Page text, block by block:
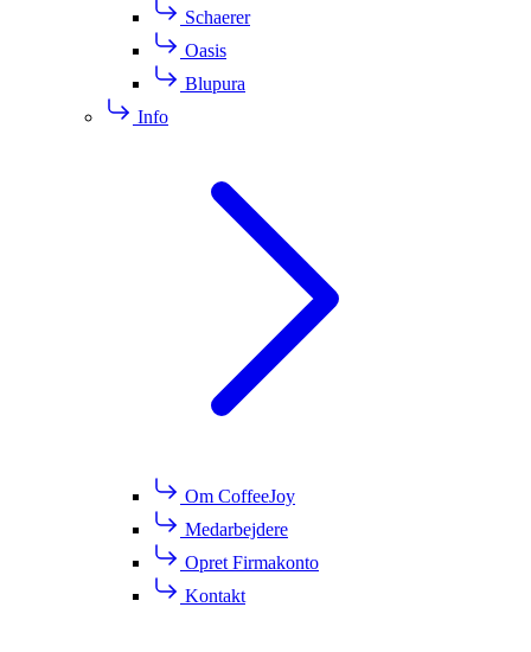
Schaerer
Oasis
Blupura
Info
Om CoffeeJoy
Medarbejdere
Opret Firmakonto
Kontakt